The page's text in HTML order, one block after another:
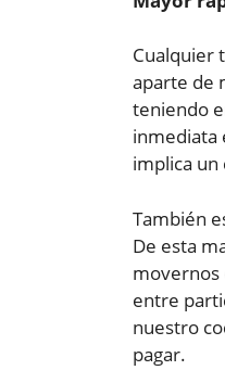
Cualquier
aparte de
teniendo
inmediata
implica un
También
De esta
movernos
entre
nuestro
pagar.